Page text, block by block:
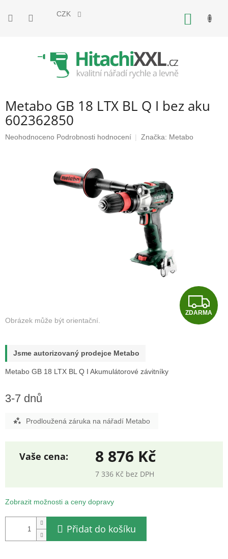
obsah
CZK
Metabo GB 18 LTX BL Q I bez aku
602362850
Průměrné
Neohodnoceno Podrobnosti hodnocení Značka: Metabo
Z
D
ZDARMA
Jsme autorizovaný prodejce Metabo
Metabo GB 18 LTX BL Q I Akumulátorové závitníky
3-7 dnů
Prodloužená záruka na nářadí Metabo
8 876 Kč
7 336 Kč bez DPH
cena:
Zobrazit možnosti a ceny dopravy
Přidat do košíku